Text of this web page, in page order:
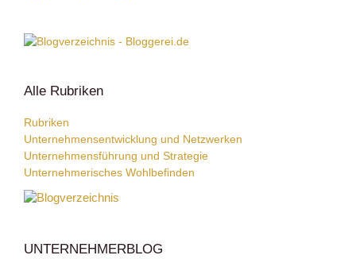
Alle Rubriken
Rubriken
Unternehmensentwicklung und Netzwerken
Unternehmensführung und Strategie
Unternehmerisches Wohlbefinden
UNTERNEHMERBLOG